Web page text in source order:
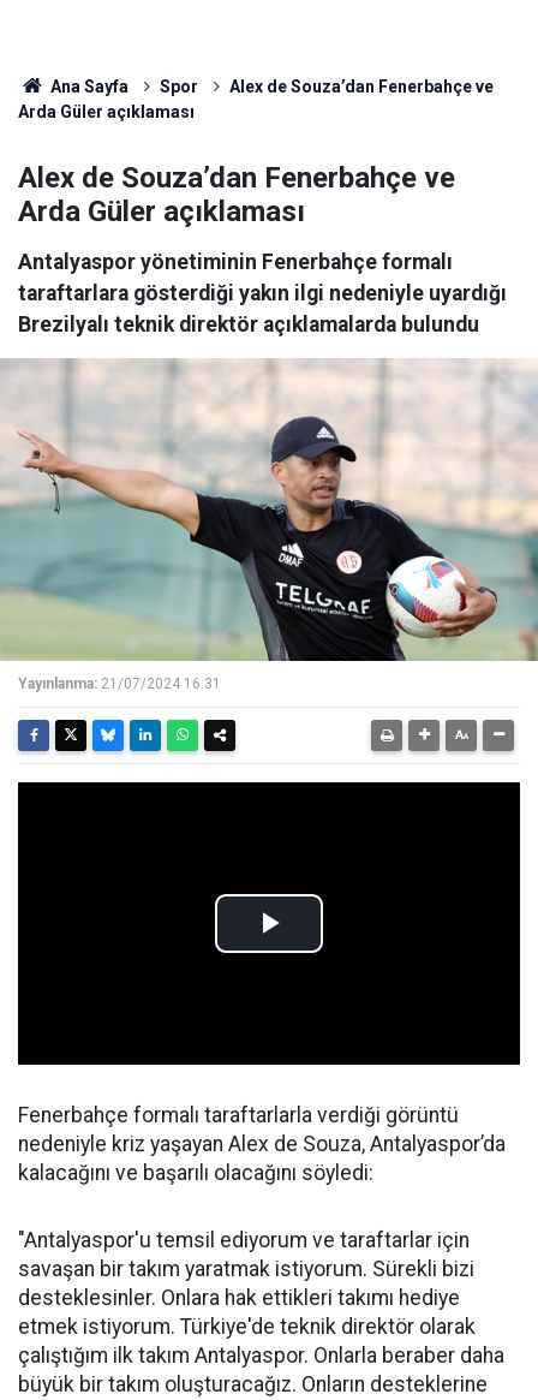
Ana Sayfa Spor
Alex de Souza’dan Fenerbahçe ve
Arda Güler açıklaması
Alex de Souza’dan Fenerbahçe ve
Arda Güler açıklaması
Antalyaspor yönetiminin Fenerbahçe formalı
taraftarlara gösterdiği yakın ilgi nedeniyle uyardığı
Brezilyalı teknik direktör açıklamalarda bulundu
Yayınlanma: 21/07/2024 16:31
Fenerbahçe formalı taraftarlarla verdiği görüntü
nedeniyle kriz yaşayan Alex de Souza, Antalyaspor’da
kalacağını ve başarılı olacağını söyledi:
"Antalyaspor'u temsil ediyorum ve taraftarlar için
savaşan bir takım yaratmak istiyorum. Sürekli bizi
desteklesinler. Onlara hak ettikleri takımı hediye
etmek istiyorum. Türkiye'de teknik direktör olarak
çalıştığım ilk takım Antalyaspor. Onlarla beraber daha
büyük bir takım oluşturacağız. Onların desteklerine